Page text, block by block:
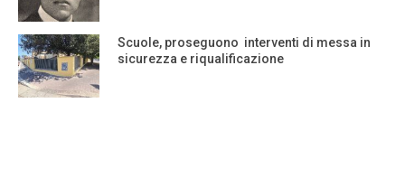
Scuole, proseguono interventi di messa in
sicurezza e riqualificazione